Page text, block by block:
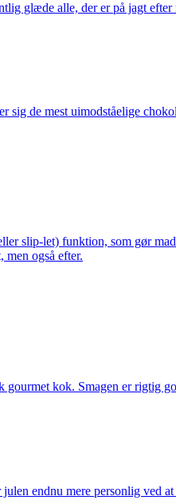
glæde alle, der er på jagt efter
sig de mest uimodståelige
slip-let) funktion, som gør
men også efter.
kok. Smagen er rigtig
endnu mere personlig ved